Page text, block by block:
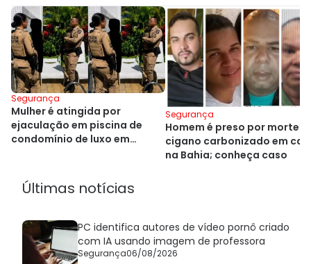
Segurança
Mulher é atingida por
ejaculação em piscina de
condomínio de luxo em
Segurança
Homem é preso por morte
cigano carbonizado em
na Bahia; conheça caso
Últimas notícias
PC identifica autores de vídeo pornô criado
com IA usando imagem de professora
Segurança06/08/2026